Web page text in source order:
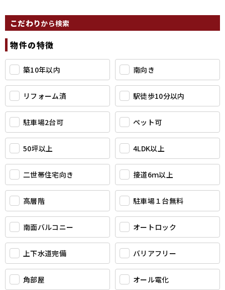
こだわりから検索
物件の特徴
築10年以内 南向き
リフォーム済 駅徒歩10分以内
駐車場2台可 ペット可
50坪以上 4LDK以上
二世帯住宅向き 接道6ｍ以上
高層階 駐車場１台無料
南面バルコニー オートロック
上下水道完備 バリアフリー
角部屋 オール電化